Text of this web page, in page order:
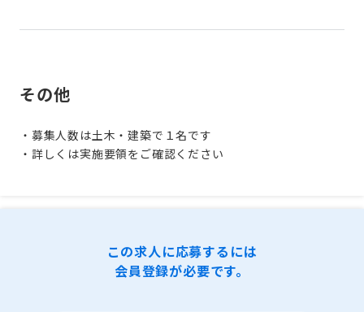
その他
・募集人数は土木・建築で１名です
・詳しくは実施要領をご確認ください
この求人に応募するには
会員登録が必要です。